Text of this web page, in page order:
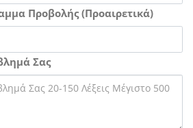
Προβολής (Προαιρετικά)
Σας